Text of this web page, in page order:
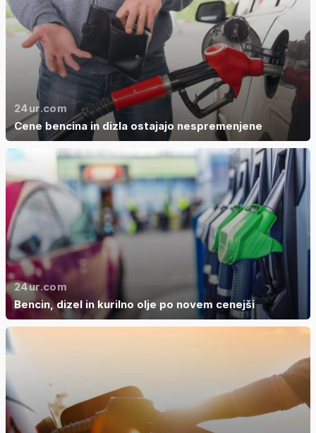
24ur.com
Cene bencina in dizla ostajajo nespremenjene
24ur.com
Bencin, dizel in kurilno olje po novem cenejši